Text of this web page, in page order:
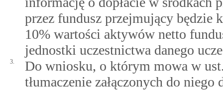
przez fundusz przejmujący będzie
10% wartości aktywów netto
jednostki uczestnictwa danego
3.
Do wniosku, o którym mowa w ust.
tłumaczenie załączonych do